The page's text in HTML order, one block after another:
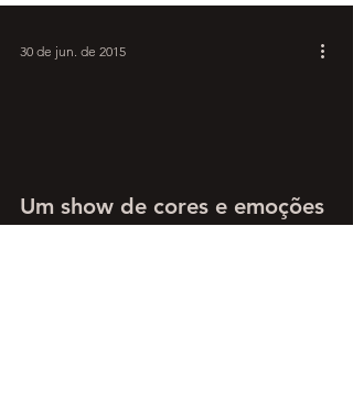
Um show de cores e emoções
30 de jun. de 2015